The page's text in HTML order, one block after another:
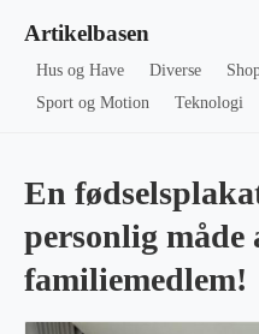
Artikelbasen
Hus og Have Diverse
Sport og Motion
Teknologi
En
personlig måde
familiemedlem!